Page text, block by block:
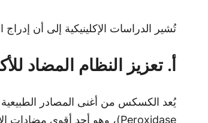
تُشير الدراسات الإكلينيكية إلى أن
أ. تعزيز النظام المضاد
يُعد الكسكس من أغنى المصادر